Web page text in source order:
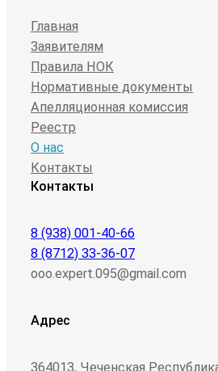
Главная
Заявителям
Правила НОК
Нормативные документы
Апелляционная комиссия
Реестр
О нас
Контакты
Контакты
8 (938) 001-40-66
8 (8712) 33-36-07
ooo.expert.095@gmail.com
Адрес
364013, Чеченская